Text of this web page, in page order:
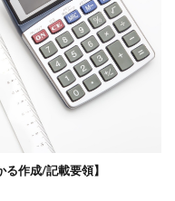
作成/記載要領】